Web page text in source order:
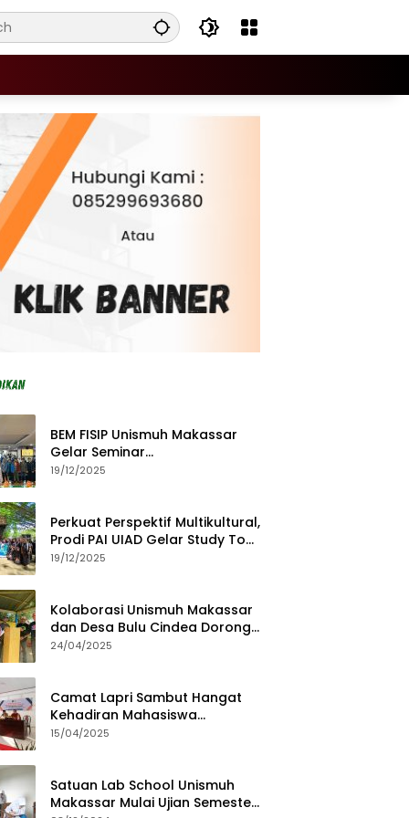
BEM FISIP Unismuh Makassar
Gelar Seminar
Keperempuanan, Bahas
19/12/2025
Perkuat Perspektif Multikultural,
Prodi PAI UIAD Gelar Study Tour
ke Kajang
19/12/2025
Kolaborasi Unismuh Makassar
dan Desa Bulu Cindea Dorong
Sentra Garam Industri
24/04/2025
Camat Lapri Sambut Hangat
Kehadiran Mahasiswa
PoltekMu
15/04/2025
Satuan Lab School Unismuh
Makassar Mulai Ujian Semester,